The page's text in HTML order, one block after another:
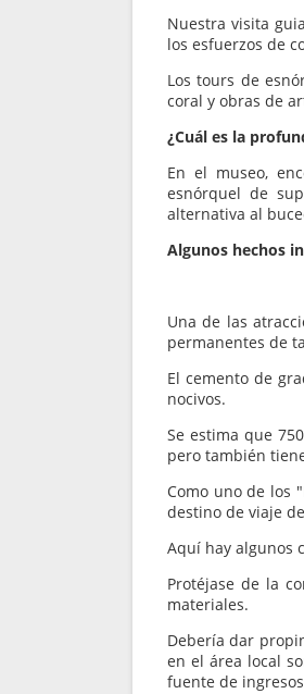
Nuestra visita
los esfuerzos de
Los tours de
coral y obras de
¿Cuál es la
En el museo,
esnórquel de
alternativa al
Algunos hechos
Una de las
permanentes de
El cemento de
nocivos.
Se estima que
pero también
Como uno de los
destino de viaje
Aquí hay algunos
Protéjase de la
materiales.
Debería dar
en el área local
fuente de